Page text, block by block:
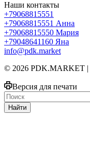
Наши контакты
+79068815551
+79068815551 Анна
+79068815550 Мария
+79048641160 Яна
info@pdk.market
© 2026 PDK.MARKET |
Версия для печати
Найти